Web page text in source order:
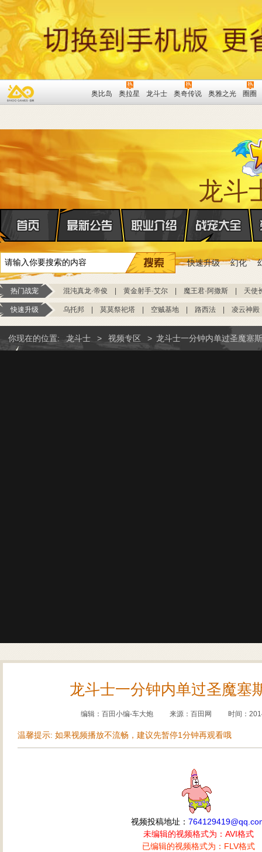
奥比岛 奥拉星 龙斗士 奥奇传说 奥雅之光 圈圈
龙斗
快速升级 幻化
热门战宠 混沌真龙·帝俊 黄金射手·艾尔 魔王君·阿撒斯 天使
快速升级 乌托邦 莫莫祭祀塔 空贼基地 路西法 凌云神殿
你现在的位置: 龙斗士 > 视频专区 > 龙斗士一分钟内单过圣魔塞
龙斗士一分钟内单过圣魔塞
编辑：百田小编-车大炮 来源： 百田网 时间：
温馨提示: 如果视频播放不流畅，建议先暂停1分钟再观看哦
视频投稿地址：
未编辑的视频格式为：AVI格式
已编辑的视频格式为：FLV格式